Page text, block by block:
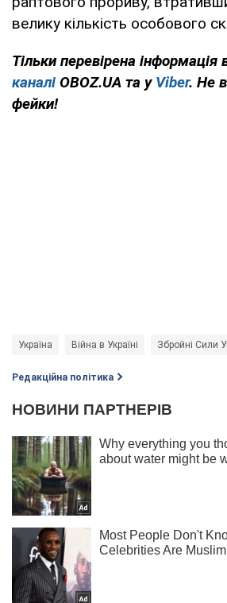
велику кількість особового
Тільки перевірена інформація
каналі OBOZ.UA та у Viber. Не
фейки!
Україна Війна в Україні Збройні Сили
Редакційна політика